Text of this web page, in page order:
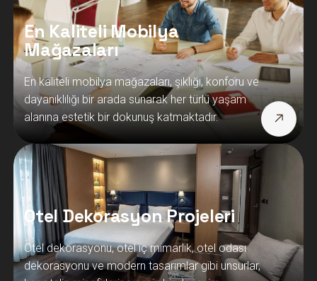
En Kaliteli Mobilya
Mağazaları
En kaliteli mobilya mağazaları, şıklığı, konforu ve
dayanıklılığı bir arada sunarak her türlü yaşam
alanına estetik bir dokunuş katmaktadır.
Otel Dekorasyon Projeleri
Otel dekorasyonu, otel iç mimarlık, otel odası
dekorasyonu ve modern tasarımlar gibi unsurlar,